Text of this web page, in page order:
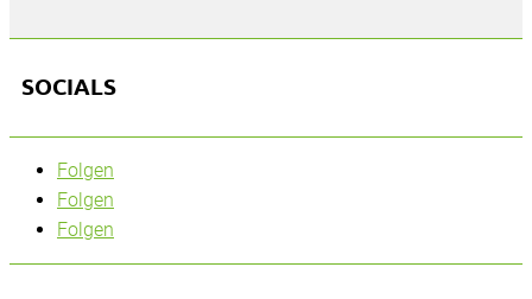
SOCIALS
Folgen
Folgen
Folgen